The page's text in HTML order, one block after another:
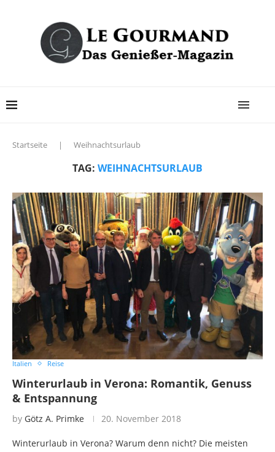
Startseite | Weihnachtsurlaub
TAG: WEIHNACHTSURLAUB
Italien Reise
Winterurlaub in Verona: Romantik, Genuss
& Entspannung
by Götz A. Primke 20. November 2018
Winterurlaub in Verona? Warum denn nicht? Die meisten